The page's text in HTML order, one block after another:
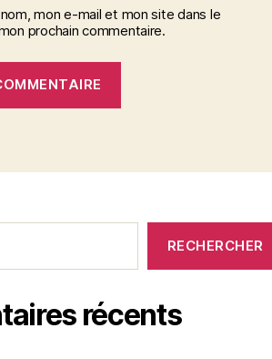
mon e-mail et mon site dans le
prochain commentaire.
RECHERCHER
récents